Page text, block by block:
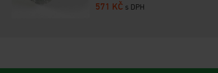
571 KČ s DPH